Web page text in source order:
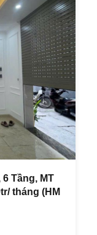
Tầng, MT
tháng (HM